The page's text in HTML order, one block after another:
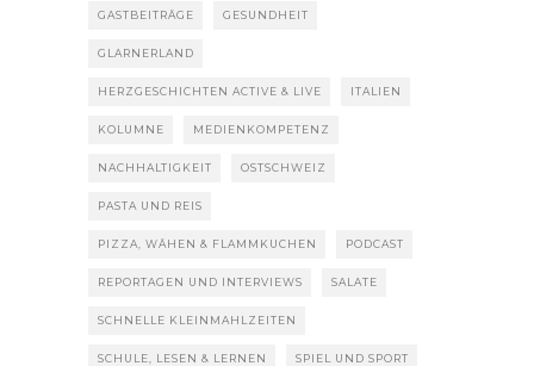
GASTBEITRÄGE GESUNDHEIT
GLARNERLAND
HERZGESCHICHTEN ACTIVE & LIVE ITALIEN
KOLUMNE MEDIENKOMPETENZ
NACHHALTIGKEIT OSTSCHWEIZ
PASTA UND REIS
PIZZA, WÄHEN & FLAMMKUCHEN PODCAST
REPORTAGEN UND INTERVIEWS SALATE
SCHNELLE KLEINMAHLZEITEN
SCHULE, LESEN & LERNEN SPIEL UND SPORT